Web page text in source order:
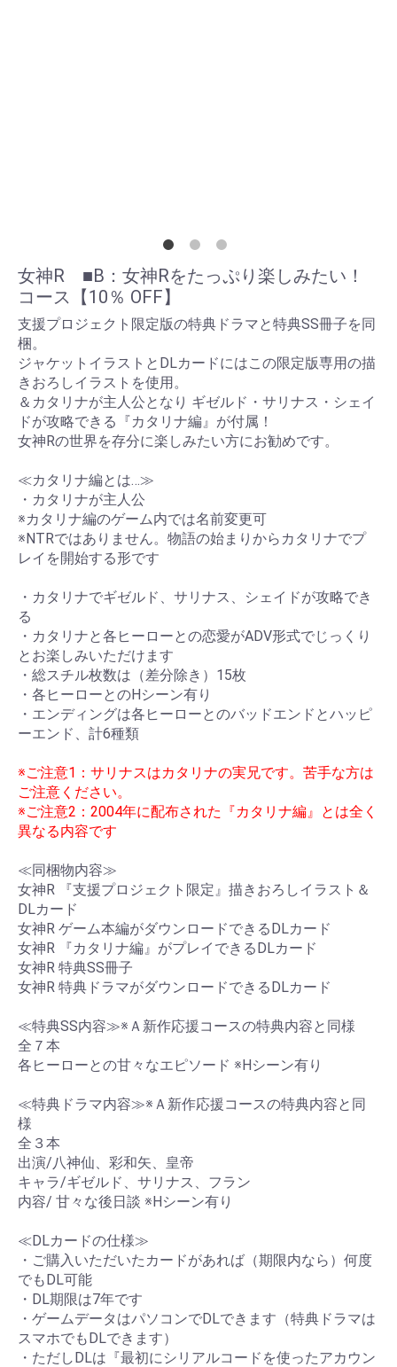
女神R ■B：女神Rをたっぷり楽しみたい！
コース【10％ OFF】
支援プロジェクト限定版の特典ドラマと特典SS冊子を同
梱。
ジャケットイラストとDLカードにはこの限定版専用の描
きおろしイラストを使用。
＆カタリナが主人公となり ギゼルド・サリナス・シェイ
ドが攻略できる『カタリナ編』が付属！
女神Rの世界を存分に楽しみたい方にお勧めです。
≪カタリナ編とは…≫
・カタリナが主人公
※カタリナ編のゲーム内では名前変更可
※NTRではありません。物語の始まりからカタリナでプ
レイを開始する形です
・カタリナでギゼルド、サリナス、シェイドが攻略でき
る
・カタリナと各ヒーローとの恋愛がADV形式でじっくり
とお楽しみいただけます
・総スチル枚数は（差分除き）15枚
・各ヒーローとのHシーン有り
・エンディングは各ヒーローとのバッドエンドとハッピ
ーエンド、計6種類
※ご注意1：サリナスはカタリナの実兄です。苦手な方は
ご注意ください。
※ご注意2：2004年に配布された『カタリナ編』とは全く
異なる内容です
≪同梱物内容≫
女神R 『支援プロジェクト限定』描きおろしイラスト＆
DLカード
女神R ゲーム本編がダウンロードできるDLカード
女神R 『カタリナ編』がプレイできるDLカード
女神R 特典SS冊子
女神R 特典ドラマがダウンロードできるDLカード
≪特典SS内容≫※Ａ新作応援コースの特典内容と同様
全７本
各ヒーローとの甘々なエピソード ※Hシーン有り
≪特典ドラマ内容≫※Ａ新作応援コースの特典内容と同
様
全３本
出演/八神仙、彩和矢、皇帝
キャラ/ギゼルド、サリナス、フラン
内容/ 甘々な後日談 ※Hシーン有り
≪DLカードの仕様≫
・ご購入いただいたカードがあれば（期限内なら）何度
でもDL可能
・DL期限は7年です
・ゲームデータはパソコンでDLできます（特典ドラマは
スマホでもDLできます）
・ただしDLは『最初にシリアルコードを使ったアカウン